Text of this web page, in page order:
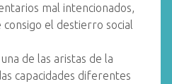
mal intencionados,
consigo el destierro social
de las aristas de la
capacidades diferentes